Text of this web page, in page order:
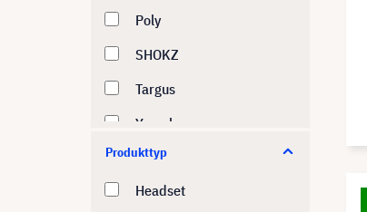
Poly
SHOKZ
Targus
Yamaha
Produkttyp
Headset